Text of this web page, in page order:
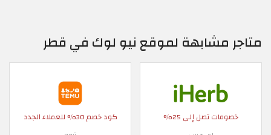
متاجر مشابهة لموقع نيو لوك في قطر
خصومات تصل إلى 25% كود خصم 30% للعملاء الجدد